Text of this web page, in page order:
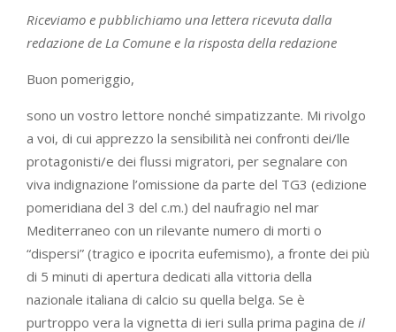
Riceviamo e pubblichiamo una lettera ricevuta dalla
redazione de La Comune e la risposta della redazione
Buon pomeriggio,
sono un vostro lettore nonché simpatizzante. Mi rivolgo
a voi, di cui apprezzo la sensibilità nei confronti dei/lle
protagonisti/e dei flussi migratori, per segnalare con
viva indignazione l’omissione da parte del TG3 (edizione
pomeridiana del 3 del c.m.) del naufragio nel mar
Mediterraneo con un rilevante numero di morti o
“dispersi” (tragico e ipocrita eufemismo), a fronte dei più
di 5 minuti di apertura dedicati alla vittoria della
nazionale italiana di calcio su quella belga. Se è
purtroppo vera la vignetta di ieri sulla prima pagina de il